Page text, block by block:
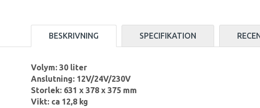
BESKRIVNING SPECIFIKATION
Volym: 30 liter
Anslutning: 12V/24V/230V
Storlek: 631 x 378 x 375 mm
Vikt: ca 12,8 kg